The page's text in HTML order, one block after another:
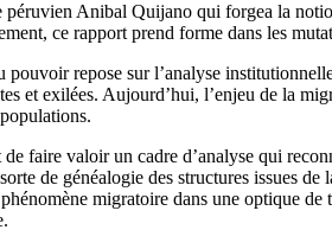
péruvien Anibal Quijano qui forgea la
ce rapport prend forme dans les
repose sur l’analyse
et exilées. Aujourd’hui, l’enjeu de la
faire valoir un cadre d’analyse qui
de généalogie des structures issues
migratoire dans une optique